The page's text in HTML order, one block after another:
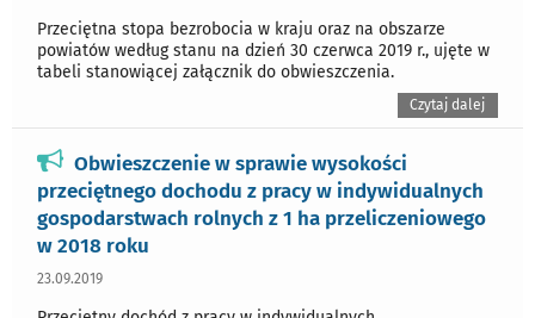
Przeciętna stopa bezrobocia w kraju oraz na obszarze
powiatów według stanu na dzień 30 czerwca 2019 r., ujęte w
tabeli stanowiącej załącznik do obwieszczenia.
Czytaj dalej
Obwieszczenie w sprawie wysokości
przeciętnego dochodu z pracy w indywidualnych
gospodarstwach rolnych z 1 ha przeliczeniowego
w 2018 roku
23.09.2019